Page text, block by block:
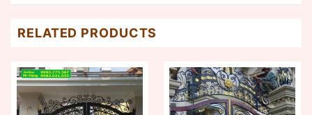
RELATED PRODUCTS